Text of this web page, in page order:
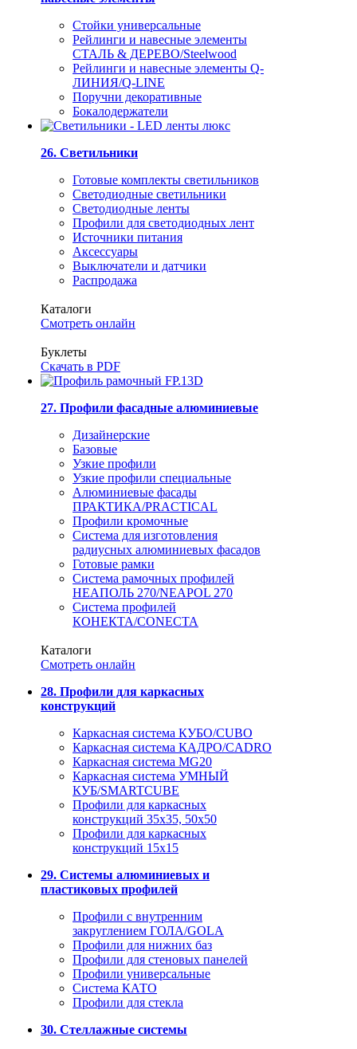
Стойки универсальные
Рейлинги и навесные элементы
СТАЛЬ & ДЕРЕВО/Steelwood
Рейлинги и навесные элементы Q-
ЛИНИЯ/Q-LINE
Поручни декоративные
Бокалодержатели
26. Светильники
Готовые комплекты светильников
Светодиодные светильники
Светодиодные ленты
Профили для светодиодных лент
Источники питания
Аксессуары
Выключатели и датчики
Распродажа
Каталоги
Смотреть онлайн
Буклеты
Скачать в PDF
27. Профили фасадные алюминиевые
Дизайнерские
Базовые
Узкие профили
Узкие профили специальные
Алюминиевые фасады
ПРАКТИКА/PRACTICAL
Профили кромочные
Система для изготовления
радиусных алюминиевых фасадов
Готовые рамки
Система рамочных профилей
НЕАПОЛЬ 270/NEAPOL 270
Система профилей
КОНЕКТА/CONECTA
Каталоги
Смотреть онлайн
28. Профили для каркасных
конструкций
Каркасная система КУБО/CUBO
Каркасная система КАДРО/CADRO
Каркасная система MG20
Каркасная система УМНЫЙ
КУБ/SMARTCUBE
Профили для каркасных
конструкций 35x35, 50x50
Профили для каркасных
конструкций 15х15
29. Системы алюминиевых и
пластиковых профилей
Профили с внутренним
закруглением ГОЛА/GOLA
Профили для нижних баз
Профили для стеновых панелей
Профили универсальные
Система КАТО
Профили для стекла
30. Стеллажные системы